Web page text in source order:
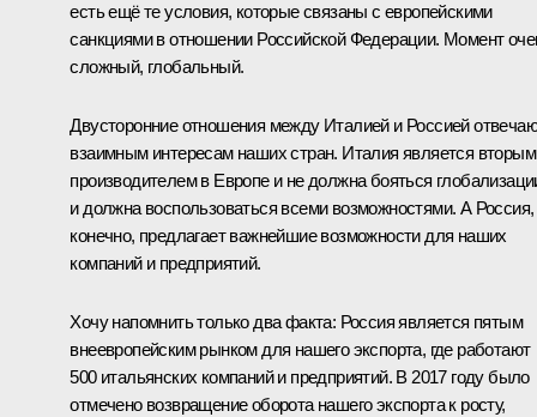
есть ещё те условия, которые связаны с европейскими
санкциями в отношении Российской Федерации. Момент
сложный, глобальный.
Двусторонние отношения между Италией и Россией
взаимным интересам наших стран. Италия является вторым
производителем в Европе и не должна бояться
и должна воспользоваться всеми возможностями. А Россия,
конечно, предлагает важнейшие возможности для наших
компаний и предприятий.
Хочу напомнить только два факта: Россия является пятым
внеевропейским рынком для нашего экспорта, где работают
500 итальянских компаний и предприятий. В 2017 году было
отмечено возвращение оборота нашего экспорта к росту,